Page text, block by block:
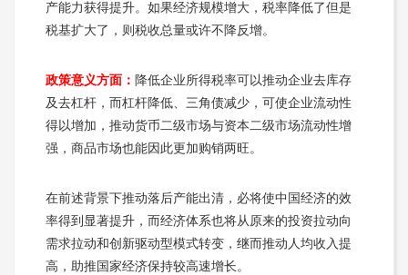
产能力获得提升。如果经济规模增大，税率降低了但是
税基扩大了，则税收总量或许不降反增。
政策意义方面： 降低企业所得税率可以推动企业去库存
及去杠杆，而杠杆降低、三角债减少，可使企业流动性
得以增加，推动货币二级市场与资本二级市场流动性增
强，商品市场也能因此更加购销两旺。
在前述背景下推动落后产能出清，必将使中国经济的效
率得到显著提升，而经济体系也将从原来的投资拉动向
需求拉动和创新驱动型模式转变，继而推动人均收入提
高，助推国家经济保持较高速增长。